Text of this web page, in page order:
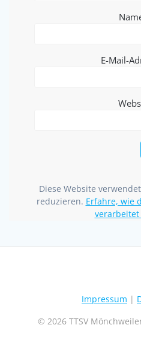
E-Mail-
Diese Website
reduzieren. Erfahre, wie
Impressum |
© 2026 TTSV